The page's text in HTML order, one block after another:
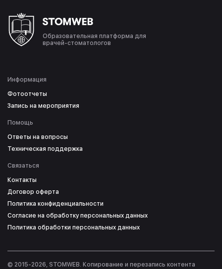
Образовательная платформа для
врачей-стоматологов
Информация
Фотоотчеты
Запись на мероприятия
Помощь
Ответы на вопросы
Техническая поддержка
Связаться
Контакты
Договор оферта
Политика конфиденциальности
Согласие на обработку персональных данных
Политика обработки персональных данных
© 2015-2026, STOMWEB. Копирование и перезапись контента